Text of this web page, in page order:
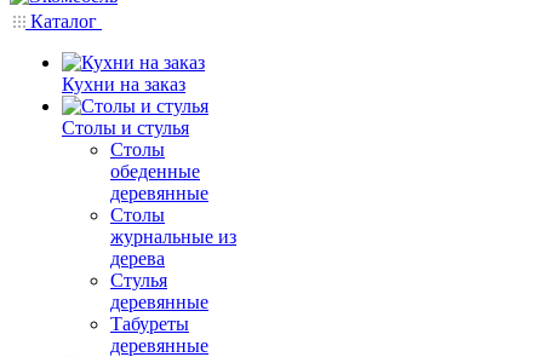
Каталог
Кухни на заказ
Столы и стулья
Столы
обеденные
деревянные
Столы
журнальные из
дерева
Стулья
деревянные
Табуреты
деревянные